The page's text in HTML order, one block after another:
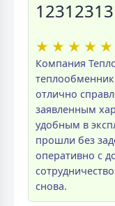
12312313
★ ★ ★ ★ ★
Компания
отлично
заявленным
удобным в
прошли без
оперативно с
снова.